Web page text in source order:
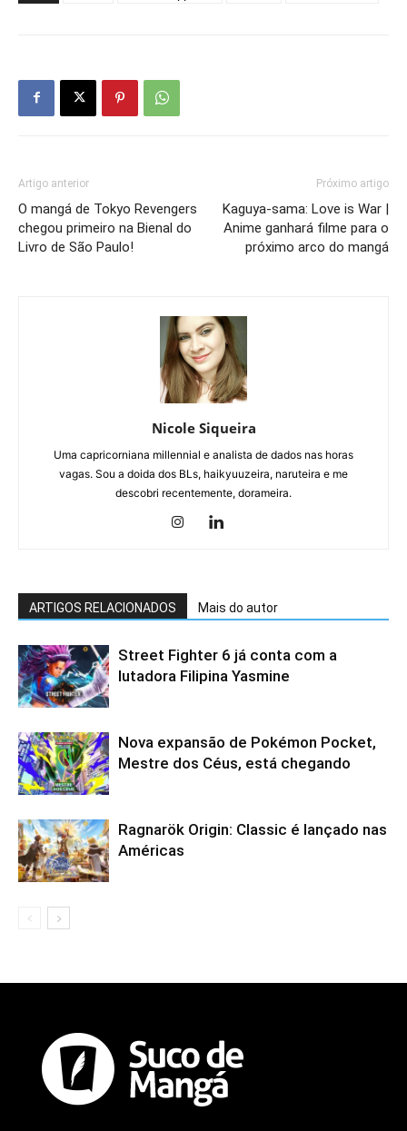
Artigo anterior
O mangá de Tokyo Revengers
chegou primeiro na Bienal do
Livro de São Paulo!
Próximo artigo
Kaguya-sama: Love is War |
Anime ganhará filme para o
próximo arco do mangá
Nicole Siqueira
Uma capricorniana millennial e analista de dados nas horas
vagas. Sou a doida dos BLs, haikyuuzeira, naruteira e me
descobri recentemente, dorameira.
ARTIGOS RELACIONADOS Mais do autor
Street Fighter 6 já conta com a
lutadora Filipina Yasmine
Nova expansão de Pokémon Pocket,
Mestre dos Céus, está chegando
Ragnarök Origin: Classic é lançado nas
Américas